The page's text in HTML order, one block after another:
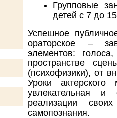
Групповые
детей с 7 до
Успешное
ораторское –
элементов:
пространстве
(психофизики), от
Уроки
увлекательная
реализации
самопознания.